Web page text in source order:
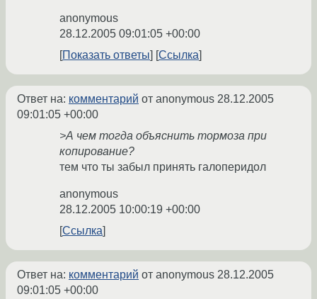
anonymous
28.12.2005 09:01:05 +00:00
Показать ответы
Ссылка
Ответ на: комментарий от anonymous 28.12.2005
09:01:05 +00:00
>А чем тогда объяснить тормоза при
копирование?
тем что ты забыл принять галоперидол
anonymous
28.12.2005 10:00:19 +00:00
Ссылка
Ответ на: комментарий от anonymous 28.12.2005
09:01:05 +00:00